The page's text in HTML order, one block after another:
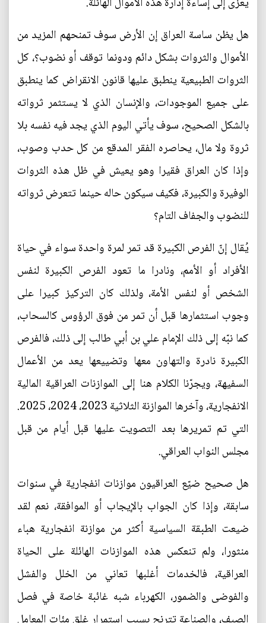
هل يظن ساسة العراق إن الأرض سوف تمنحهم المزيد من
الأموال والثروات بشكل دائم ودونما توقف أو نضوب؟، كل
الثروات الطبيعية ينطبق عليها قانون الانقراض كما ينطبق
على جميع الموجودات، والإنسان الذي لا يستثمر ثرواته
بالشكل الصحيح، سوف يأتي اليوم الذي يجد فيه نفسه بلا
ثروة ولا مال، يحاصره الفقر المدقع من كل حدب وصوب،
وإذا كان العراق فقيرا وهو يعيش في ظل هذه الثروات
الوفيرة والكبيرة، فكيف سيكون حاله حينما تتعرض ثرواته
للنضوب والجفاف التام؟
يُقال إنّ الفرص الكبيرة قد تمر لمرة واحدة سواء في حياة
الأفراد أو الأمم، ونادرا ما تعود الفرص الكبيرة لنفس
الشخص أو لنفس الأمة، ولذلك كان التركيز كبيرا على
وجوب استثمارها قبل أن تمر من فوق الرؤوس كالسحاب،
كما نبّه إلى ذلك الإمام علي بن أبي طالب إلى ذلك، فالفرص
الكبيرة نادرة والتهاون معها وتضييعها يعد من الأعمال
السفيهة، ويجرّنا الكلام هنا إلى الموازنات العراقية المالية
الانفجارية، وآخرها الموازنة الثلاثية 2023، 2024، 2025.
التي تم تمريرها بعد التصويت عليها قبل أيام من قبل
مجلس النواب العراقي.
هل صحيح ضيّع العراقيون موازنات انفجارية في سنوات
سابقة، وإذا كان الجواب بالإيجاب أو الموافقة، نعم لقد
ضيعت الطبقة السياسية أكثر من موازنة انفجارية هباء
منثورا، ولم تنعكس هذه الموازنات الهائلة على الحياة
العراقية، فالخدمات أغلبها تعاني من الخلل والفشل
والفوضى والضمور، الكهرباء شبه غائبة خاصة في فصل